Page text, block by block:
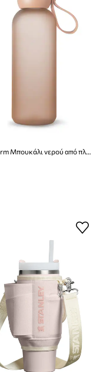
Sagaform Μπουκάλι νερού από πλαστικό 650 ml